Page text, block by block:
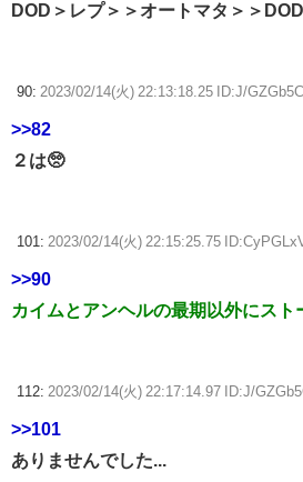
DOD＞レプ＞＞オートマタ＞＞
90: 2023/02/14(火) 22:13:18.25 ID:J/
>>82
２は🥺
101: 2023/02/14(火) 22:15:25.75
>>90
カイムとアンヘルの最期以外にスト
112: 2023/02/14(火) 22:17:14.97 ID:J/
>>101
ありませんでした...